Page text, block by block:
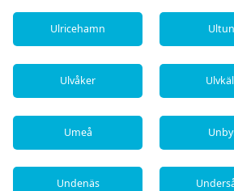
Ulricehamn
Ulvåker
Umeå
Undenäs